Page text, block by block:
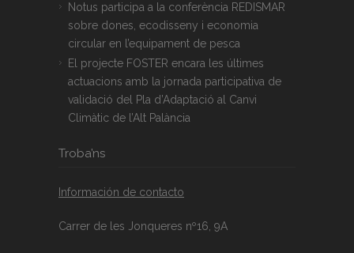
Notus participa a la conferència REDISMAR
sobre dones, ecodisseny i economia
circular en l’equipament de pesca
El projecte FOSTER encara les últimes
actuacions amb la jornada participativa de
validació del Pla d’Adaptació al Canvi
Climàtic de l’Alt Palància
Troba’ns
Información de contacto
Carrer de les Jonqueres nº16, 9A